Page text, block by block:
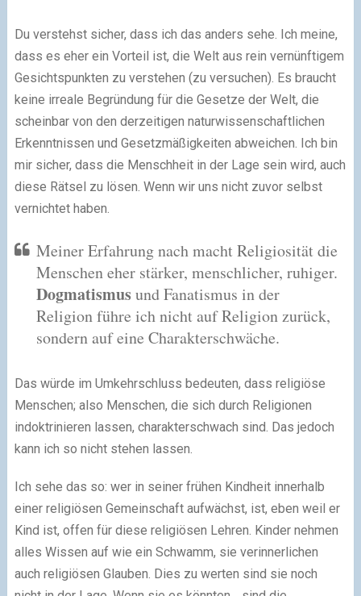
Du verstehst sicher, dass ich das anders sehe. Ich meine,
dass es eher ein Vorteil ist, die Welt aus rein vernünftigem
Gesichtspunkten zu verstehen (zu versuchen). Es braucht
keine irreale Begründung für die Gesetze der Welt, die
scheinbar von den derzeitigen naturwissenschaftlichen
Erkenntnissen und Gesetzmäßigkeiten abweichen. Ich bin
mir sicher, dass die Menschheit in der Lage sein wird, auch
diese Rätsel zu lösen. Wenn wir uns nicht zuvor selbst
vernichtet haben.
Meiner Erfahrung nach macht Religiosität die
Menschen eher stärker, menschlicher, ruhiger.
Dogmatismus und Fanatismus in der
Religion führe ich nicht auf Religion zurück,
sondern auf eine Charakterschwäche.
Das würde im Umkehrschluss bedeuten, dass religiöse
Menschen; also Menschen, die sich durch Religionen
indoktrinieren lassen, charakterschwach sind. Das jedoch
kann ich so nicht stehen lassen.
Ich sehe das so: wer in seiner frühen Kindheit innerhalb
einer religiösen Gemeinschaft aufwächst, ist, eben weil er
Kind ist, offen für diese religiösen Lehren. Kinder nehmen
alles Wissen auf wie ein Schwamm, sie verinnerlichen
auch religiösen Glauben. Dies zu werten sind sie noch